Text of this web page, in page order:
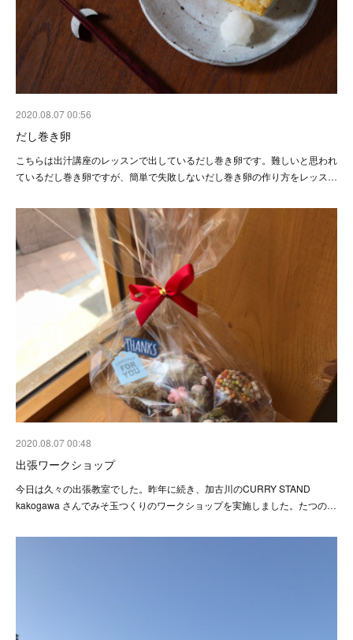
2020.08.07 00:56
だし巻き卵
こちらは出汁講座のレッスンで出しているだし巻き卵です。難しいと思われ
ているだし巻き卵ですが、簡単で失敗しないだし巻き卵の作り方をレッス…
2020.08.07 00:48
出張ワークショップ
今日は久々の出張教室でした。昨年に続き、加古川のCURRY STAND
kakogawa さんでみそ玉つくりのワークショップを実施しました。たつの…